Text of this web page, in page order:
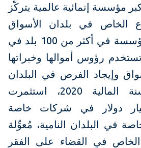
مؤسسة إنمائية عالمية يتركَّز
الخاص في بلدان الأسواق
الصاعدة. تعمل المؤسسة في أكثر من 100 بلد في
رؤوس أموالها وخبراتها
وإيجاد الفرص في البلدان
النامية. وفي السنة المالية 2020، استثمرت
22 مليار دولار في شركات خاصة
في البلدان النامية، مُعوِّلة
في القضاء على الفقر